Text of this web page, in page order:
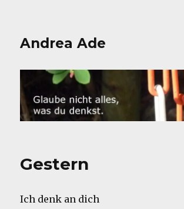
Andrea Ade
Gestern
Ich denk an dich